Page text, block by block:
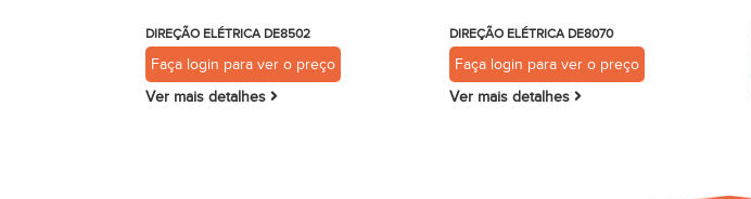
DIREÇÃO ELÉTRICA DE8502
Faça login para ver o preço
Ver mais detalhes
DIREÇÃO ELÉTRICA DE8070
Faça login para ver o preço
Ver mais detalhes